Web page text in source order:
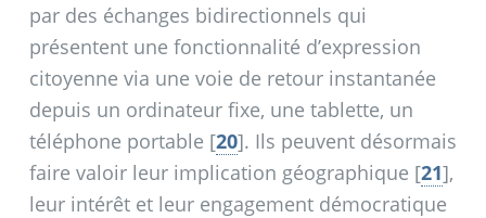
par des échanges bidirectionnels qui
présentent une fonctionnalité d’expression
citoyenne via une voie de retour instantanée
depuis un ordinateur fixe, une tablette, un
téléphone portable [20]. Ils peuvent désormais
faire valoir leur implication géographique [21],
leur intérêt et leur engagement démocratique